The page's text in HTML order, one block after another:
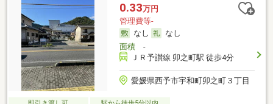
0.33万円
管理費等-
なし
なし
面積-
ＪＲ予讃線 卯之町駅 徒歩4分
愛媛県西予市宇和町卯之町３丁目